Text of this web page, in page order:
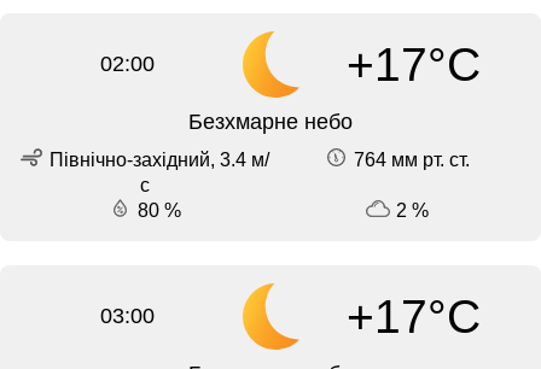
02:00 +17°C
Безхмарне небо
Північно-західний, 3.4 м/
с
764 мм рт. ст.
80 % 2 %
03:00 +17°C